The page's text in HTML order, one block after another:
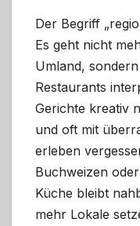
Der Begriff
Es geht nicht
Umland,
Restaurants
Gerichte kreativ
und oft mit
erleben
Buchweizen
Küche bleibt
mehr Lokale